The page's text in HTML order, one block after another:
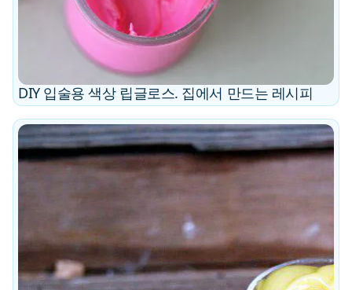
DIY 입술용 색상 립글로스. 집에서 만드는 레시피